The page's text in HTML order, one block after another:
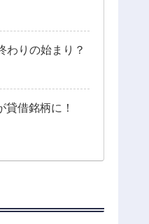
わりの始まり？
借銘柄に！